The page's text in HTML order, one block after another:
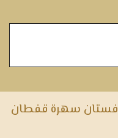
فستان سهرة قفطان